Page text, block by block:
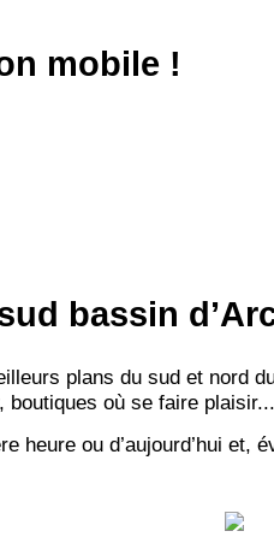
mobile !
bassin
plans du sud et nord
boutiques où se faire plaisir...
heure ou d’aujourd’hui et,